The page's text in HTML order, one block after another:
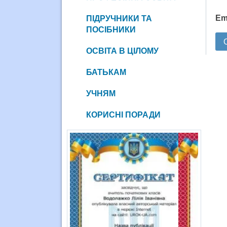
ПІДРУЧНИКИ ТА
ПОСІБНИКИ
ОСВІТА В ЦІЛОМУ
БАТЬКАМ
УЧНЯМ
КОРИСНІ ПОРАДИ